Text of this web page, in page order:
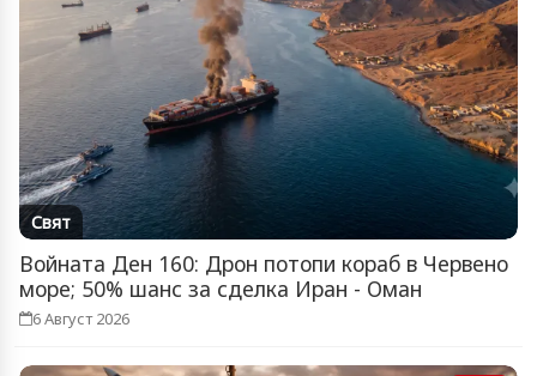
Свят
Войната Ден 160: Дрон потопи кораб в Червено
море; 50% шанс за сделка Иран - Оман
6 Август 2026